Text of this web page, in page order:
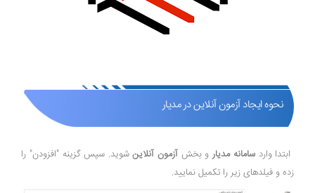
نحوه ایجاد آزمون آنلاین در مدیار
ابتدا واردسامانه مدیارو بخش آزمون آنلاین شوید. سپس گزینه "افزودن" را
زده و فیلدهای زیر را تکمیل نمایید.